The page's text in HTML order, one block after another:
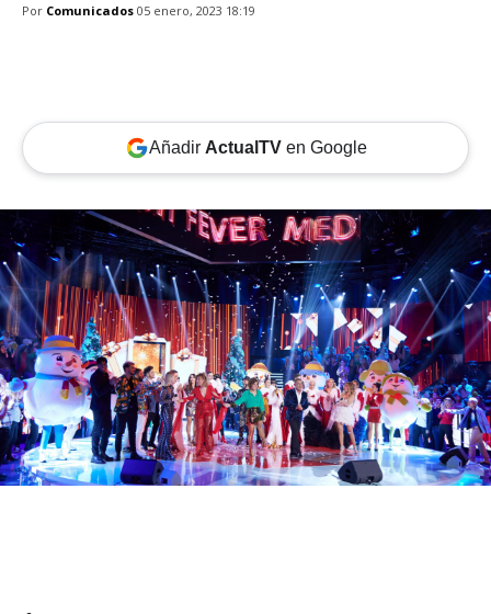
Por Comunicados 05 enero, 2023 18:19
Añadir ActualTVen Google